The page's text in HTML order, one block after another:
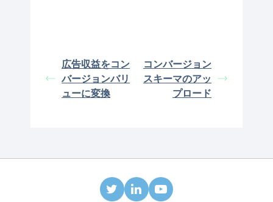
広告収益をコン
バージョンバリ
ューに変換
コンバージョン
スキーマのアッ
プロード